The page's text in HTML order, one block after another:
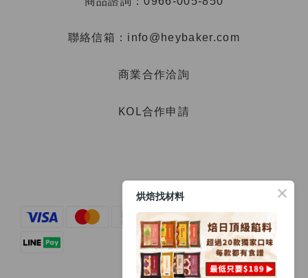
聯絡信箱：info@heybaker.com
商業合作洽詢
KOL合作申請
烘焙找材料